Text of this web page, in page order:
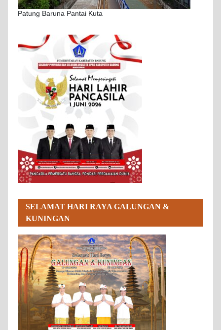
Patung Baruna Pantai Kuta
SELAMAT HARI RAYA GALUNGAN &
KUNINGAN